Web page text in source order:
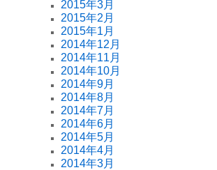
2015年3月
2015年2月
2015年1月
2014年12月
2014年11月
2014年10月
2014年9月
2014年8月
2014年7月
2014年6月
2014年5月
2014年4月
2014年3月